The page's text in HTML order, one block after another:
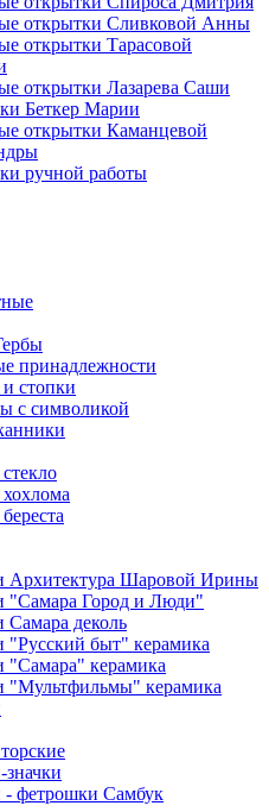
открытки Сливковой Анны
открытки Тарасовой
открытки Лазарева Саши
Беткер Марии
открытки Каманцевой
ручной работы
принадлежности
стопки
с символикой
Архитектура Шаровой Ирины
"Самара Город и Люди"
Самара деколь
"Русский быт" керамика
"Самара" керамика
"Мультфильмы" керамика
фетрошки Самбук